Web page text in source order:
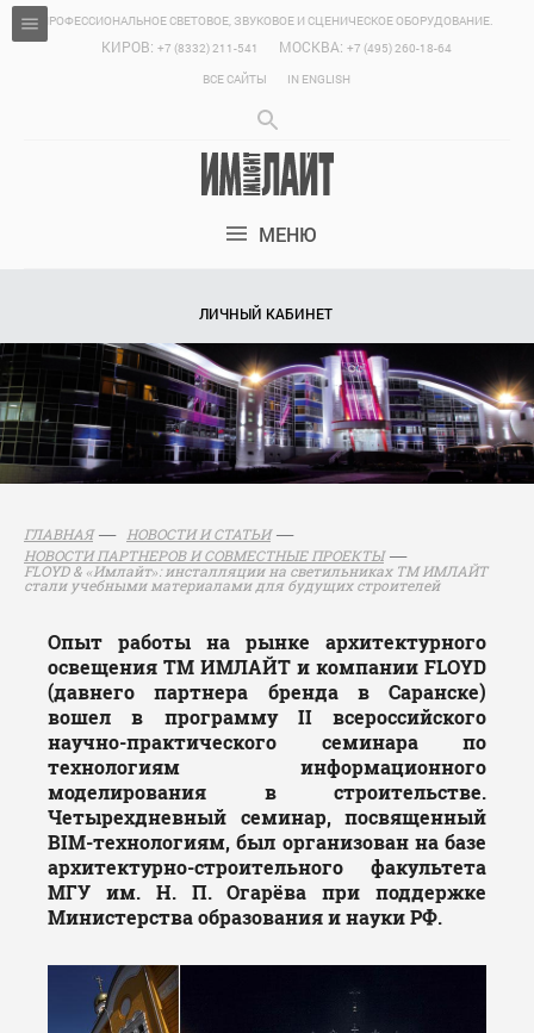
ПРОФЕССИОНАЛЬНОЕ СВЕТОВОЕ, ЗВУКОВОЕ И СЦЕНИЧЕСКОЕ ОБОРУДОВАНИЕ.
КИРОВ: +7 (8332) 211-541 МОСКВА: +7 (495) 260-18-64
ВСЕ САЙТЫ
IN ENGLISH
МЕНЮ
ЛИЧНЫЙ КАБИНЕТ
ГЛАВНАЯ
НОВОСТИ И СТАТЬИ
НОВОСТИ ПАРТНЕРОВ И СОВМЕСТНЫЕ ПРОЕКТЫ
FLOYD & «Имлайт»: инсталляции на светильниках ТМ ИМЛАЙТ
стали учебными материалами для будущих строителей
Опыт работы на рынке архитектурного
освещения ТМ ИМЛАЙТ и компании FLOYD
(давнего партнера бренда в Саранске)
вошел в программу II всероссийского
научно-практического семинара по
технологиям информационного
моделирования в строительстве.
Четырехдневный семинар, посвященный
BIM-технологиям, был организован на базе
архитектурно-строительного факультета
МГУ им. Н. П. Огарёва при поддержке
Министерства образования и науки РФ.